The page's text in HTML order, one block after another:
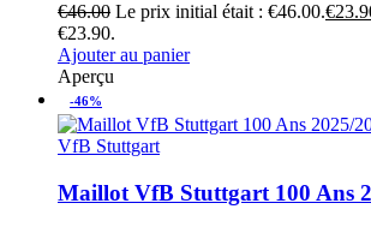
€46.00 Le prix initial était : €46.00.€
€23.90.
Ajouter au panier
Aperçu
-46%
VfB Stuttgart
Maillot VfB Stuttgart 100 Ans